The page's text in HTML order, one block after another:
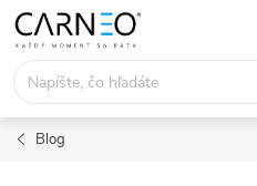
Prejsť
obsah
Blog